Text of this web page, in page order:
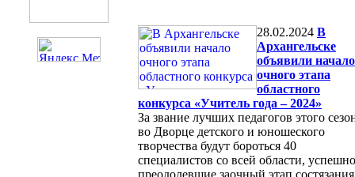
28.02.2024 В
Архангельске
объявили начало
очного этапа
областного
конкурса «Учитель года – 2024»
За звание лучших педагогов этого
во Дворце детского и юношеского
творчества будут бороться 40
специалистов со всей области, успешно
преодолевшие заочный этап